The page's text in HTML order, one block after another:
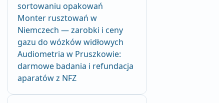
sortowaniu opakowań
Monter rusztowań w
Niemczech — zarobki i ceny
gazu do wózków widłowych
Audiometria w Pruszkowie:
darmowe badania i refundacja
aparatów z NFZ